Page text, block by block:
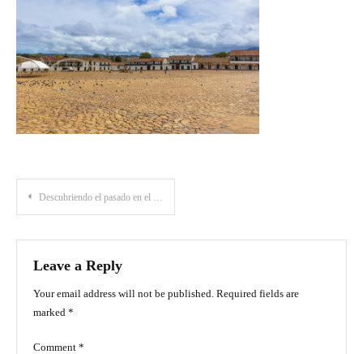
Post
Descubriendo el pasado en el Museo Paleontológico de Villa de Leyva
Leave a Reply
Your email address will not be published. Required fields are
marked *
Comment *